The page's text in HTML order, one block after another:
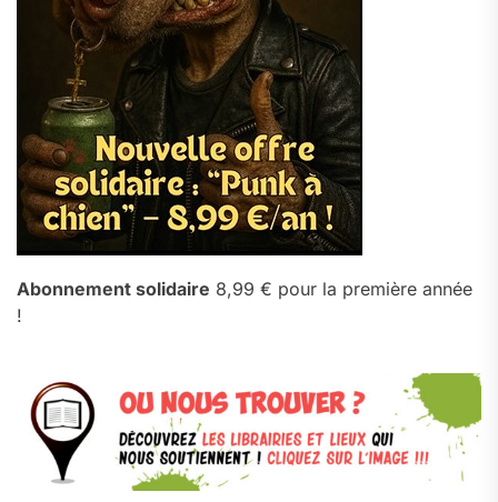
Abonnement solidaire 8,99 € pour la première année
!